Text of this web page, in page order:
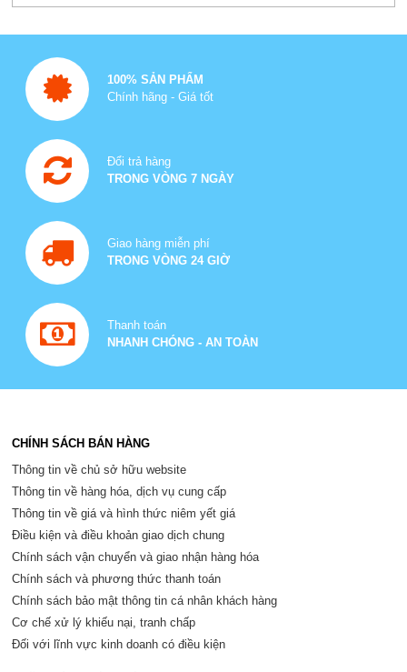
100% SẢN PHẨM
Chính hãng - Giá tốt
Đổi trả hàng
TRONG VÒNG 7 NGÀY
Giao hàng miễn phí
TRONG VÒNG 24 GIỜ
Thanh toán
NHANH CHÓNG - AN TOÀN
CHÍNH SÁCH BÁN HÀNG
Thông tin về chủ sở hữu website
Thông tin về hàng hóa, dịch vụ cung cấp
Thông tin về giá và hình thức niêm yết giá
Điều kiện và điều khoản giao dịch chung
Chính sách vận chuyển và giao nhận hàng hóa
Chính sách và phương thức thanh toán
Chính sách bảo mật thông tin cá nhân khách hàng
Cơ chế xử lý khiếu nại, tranh chấp
Đối với lĩnh vực kinh doanh có điều kiện